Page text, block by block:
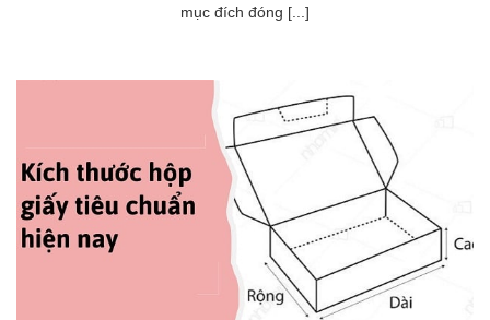
mục đích đóng [...]